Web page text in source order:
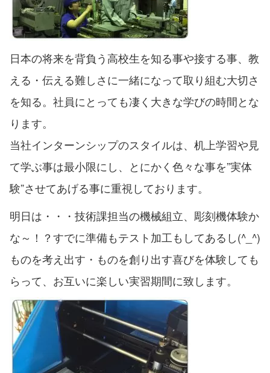
日本の将来を背負う高校生を知る事や接する事、教
える・伝える難しさに一緒になって取り組む大切さ
を知る。社員にとっても凄く大きな学びの時間とな
ります。
当社インターンシップのスタイルは、机上学習や見
て学ぶ事は最小限にし、とにかく色々な事を”実体
験”させてあげる事に重視しております。
明日は・・・技術課担当の機械組立、彫刻機体験か
な～！？すでに準備もテスト加工もしてあるし(^_^)
ものを考え出す・ものを創り出す喜びを体験しても
らって、お互いに楽しい実習期間に致します。